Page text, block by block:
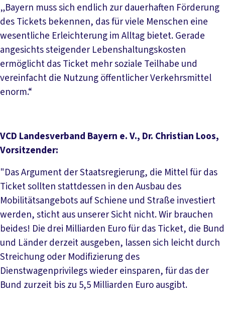
„Bayern muss sich endlich zur dauerhaften Förderung
des Tickets bekennen, das für viele Menschen eine
wesentliche Erleichterung im Alltag bietet. Gerade
angesichts steigender Lebenshaltungskosten
ermöglicht das Ticket mehr soziale Teilhabe und
vereinfacht die Nutzung öffentlicher Verkehrsmittel
enorm.“
VCD Landesverband Bayern e. V., Dr. Christian Loos,
Vorsitzender:
"Das Argument der Staatsregierung, die Mittel für das
Ticket sollten stattdessen in den Ausbau des
Mobilitätsangebots auf Schiene und Straße investiert
werden, sticht aus unserer Sicht nicht. Wir brauchen
beides! Die drei Milliarden Euro für das Ticket, die Bund
und Länder derzeit ausgeben, lassen sich leicht durch
Streichung oder Modifizierung des
Dienstwagenprivilegs wieder einsparen, für das der
Bund zurzeit bis zu 5,5 Milliarden Euro ausgibt.